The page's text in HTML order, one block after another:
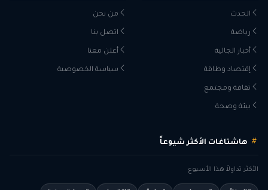
الحدث
رياضة
أخبار الجالية
إقتصاد وطاقة
ثقافة ومجتمع
بيئة وصحة
من نحن
اتصل بنا
أعلن معنا
سياسة الخصوصية
هاشتاغات الأكثر شيوعاً
الأكثر تداولاً هذا الأسبوع